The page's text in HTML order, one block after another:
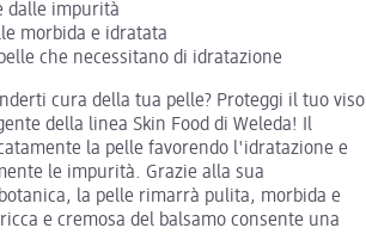
dalle impurità
morbida e idratata
che necessitano di idratazione
cura della tua pelle? Proteggi il tuo viso
della linea Skin Food di Weleda! Il
la pelle favorendo l'idratazione e
le impurità. Grazie alla sua
la pelle rimarrà pulita, morbida e
e cremosa del balsamo consente una